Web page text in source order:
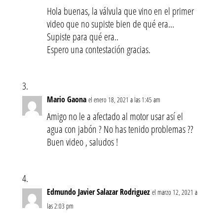
Hola buenas, la válvula que vino en el primer
video que no supiste bien de qué era…
Supiste para qué era..
Espero una contestación gracias.
Mario Gaona el enero 18, 2021 a las 1:45 am
Amigo no le a afectado al motor usar así el
agua con jabón ? No has tenido problemas ??
Buen video , saludos !
Edmundo Javier Salazar Rodriguez el marzo 12, 2021 a
las 2:03 pm